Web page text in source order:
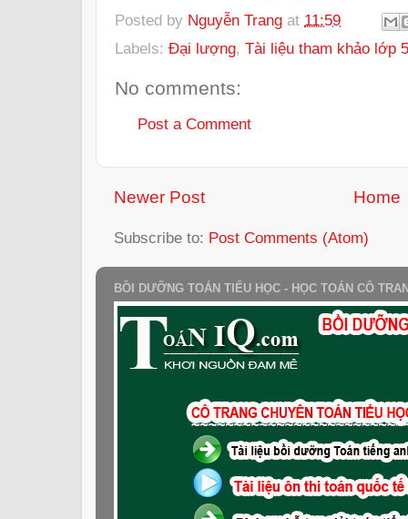
Posted by Nguyễn Trang at 11:59
Labels: Đại lượng, Tài liệu tham khảo lớp 5
No comments:
Post a Comment
Newer Post Home
Subscribe to: Post Comments (Atom)
BỒI DƯỠNG TOÁN TIỂU HỌC - HỌC TOÁN CÔ